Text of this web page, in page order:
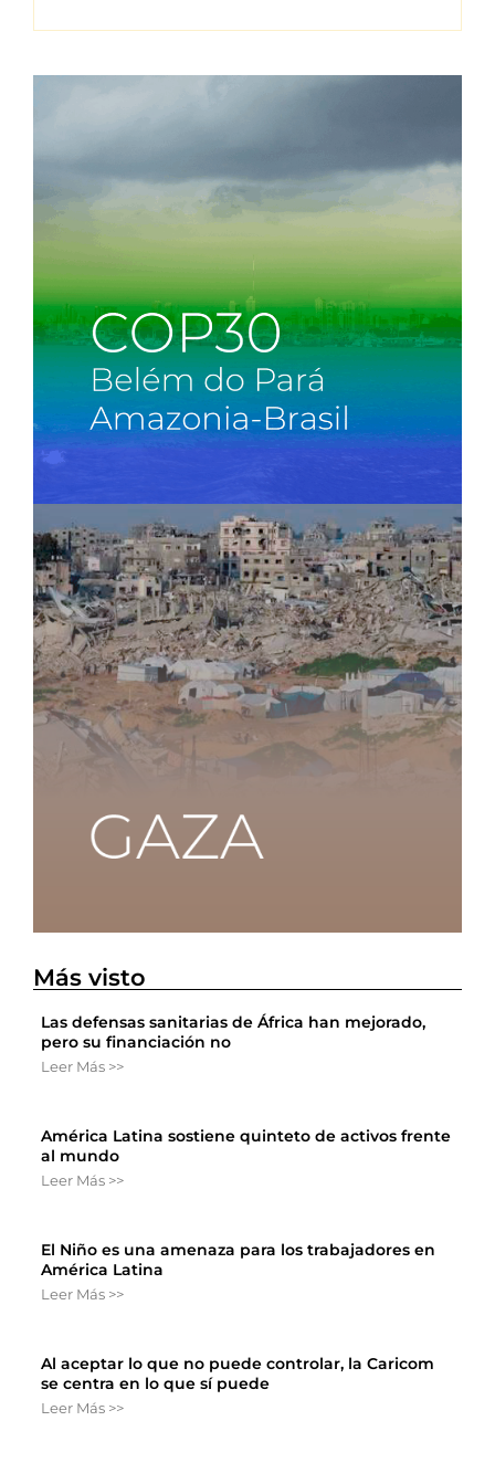
Más visto
Las defensas sanitarias de África han mejorado,
pero su financiación no
Leer Más >>
América Latina sostiene quinteto de activos frente
al mundo
Leer Más >>
El Niño es una amenaza para los trabajadores en
América Latina
Leer Más >>
Al aceptar lo que no puede controlar, la Caricom
se centra en lo que sí puede
Leer Más >>